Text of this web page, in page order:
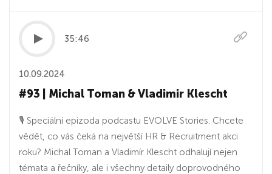
35:46
10.09.2024
#93 | Michal Toman & Vladimir Klescht
🎙 Speciální epizoda podcastu EVOLVE Stories. Chcete
vědět, co vás čeká na největší HR & Recruitment akci
roku? Michal Toman a Vladimír Klescht odhalují nejen
témata a řečníky, ale i všechny detaily doprovodného